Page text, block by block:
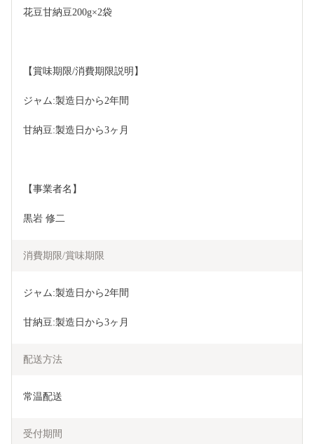
花豆甘納豆200g×2袋
【賞味期限/消費期限説明】
ジャム:製造日から2年間
甘納豆:製造日から3ヶ月
【事業者名】
黒岩 修二
消費期限/賞味期限
ジャム:製造日から2年間
甘納豆:製造日から3ヶ月
配送方法
常温配送
受付期間